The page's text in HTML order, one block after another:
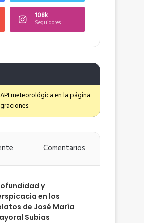
108k
Seguidores
meteorológica en la página
Comentarios
y
en los
de José María
Subias